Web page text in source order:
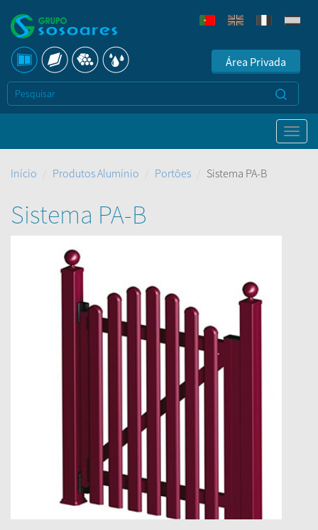
Área Privada
Início Produtos Alumínio Portões Sistema PA-B
Sistema PA-B